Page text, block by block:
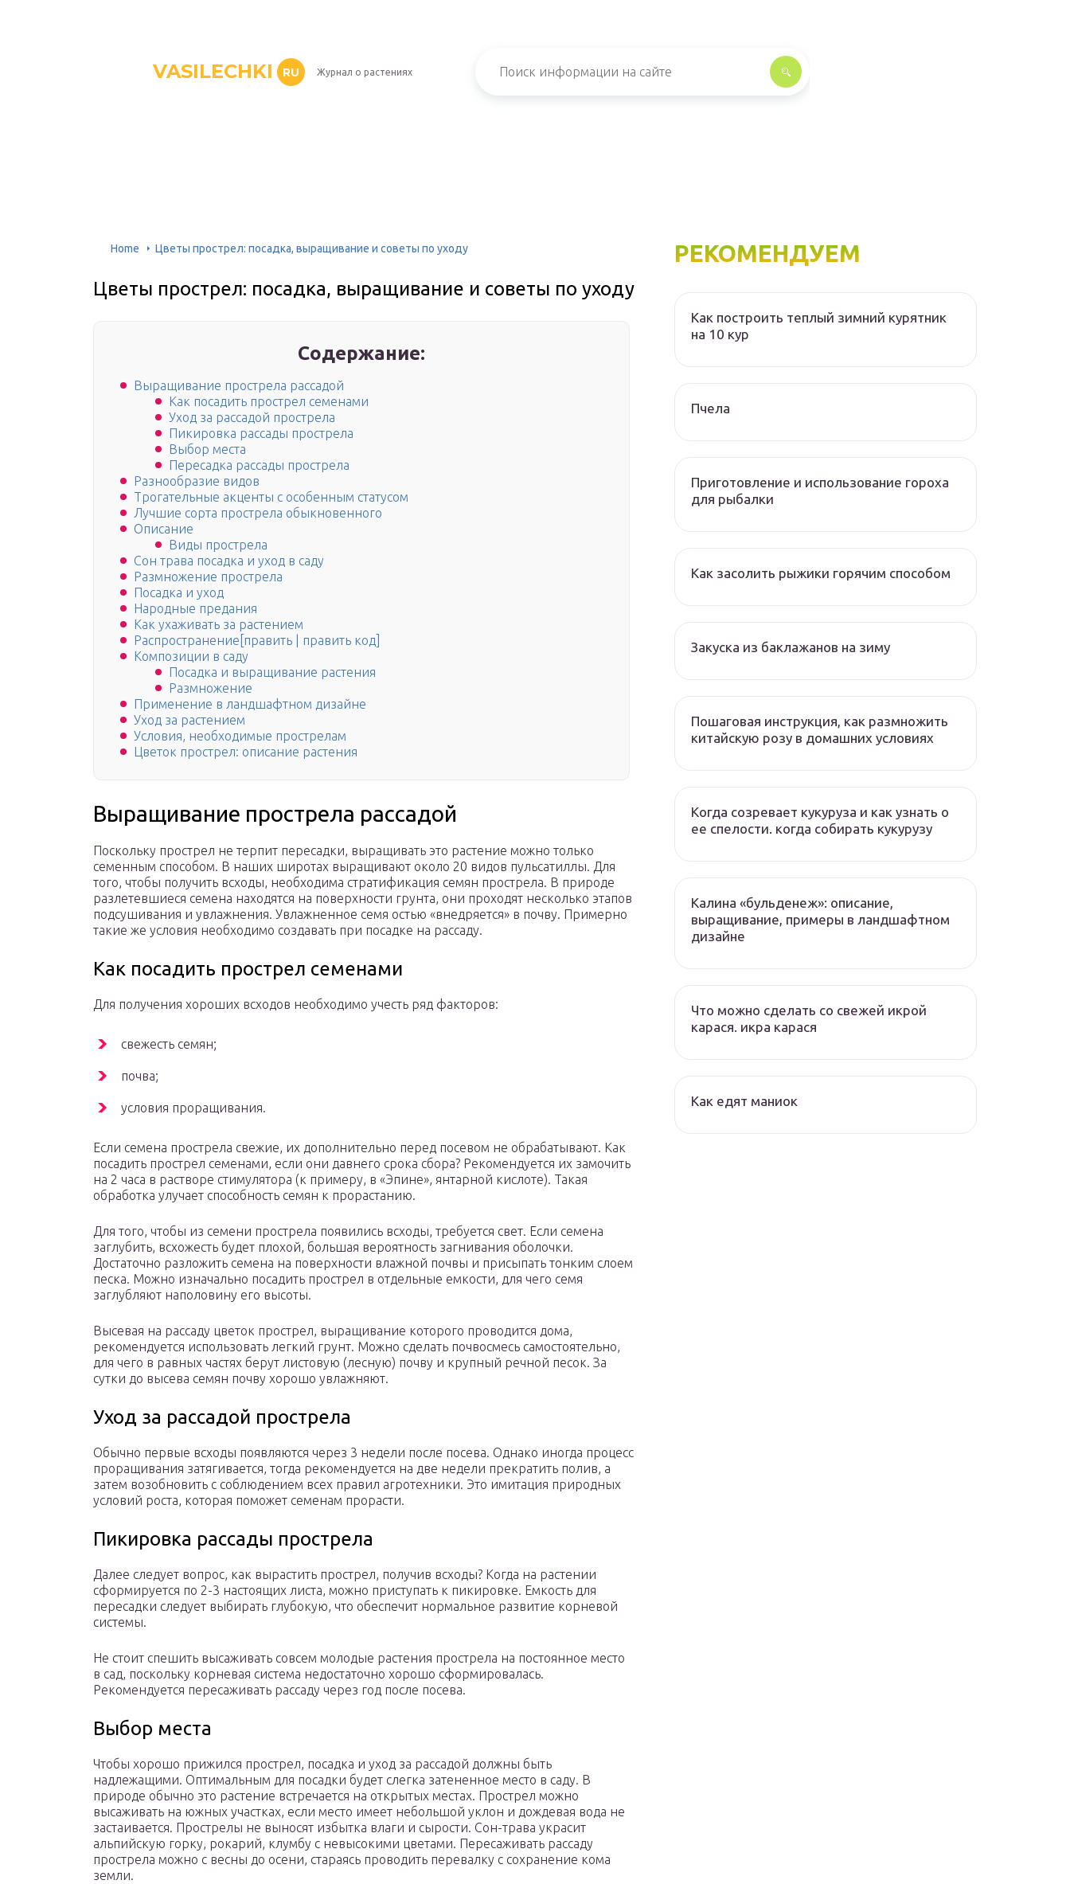
VASILECHKI RU Журнал о растениях
Home Цветы прострел: посадка, выращивание и советы по уходу
Цветы прострел: посадка, выращивание и советы по уходу
Содержание:
Выращивание прострела рассадой
Как посадить прострел семенами
Уход за рассадой прострела
Пикировка рассады прострела
Выбор места
Пересадка рассады прострела
Разнообразие видов
Трогательные акценты с особенным статусом
Лучшие сорта прострела обыкновенного
Описание
Виды прострела
Сон трава посадка и уход в саду
Размножение прострела
Посадка и уход
Народные предания
Как ухаживать за растением
Распространение[править | править код]
Композиции в саду
Посадка и выращивание растения
Размножение
Применение в ландшафтном дизайне
Уход за растением
Условия, необходимые прострелам
Цветок прострел: описание растения
Выращивание прострела рассадой
Поскольку прострел не терпит пересадки, выращивать это растение можно только
семенным способом. В наших широтах выращивают около 20 видов пульсатиллы. Для
того, чтобы получить всходы, необходима стратификация семян прострела. В природе
разлетевшиеся семена находятся на поверхности грунта, они проходят несколько этапов
подсушивания и увлажнения. Увлажненное семя остью «внедряется» в почву. Примерно
такие же условия необходимо создавать при посадке на рассаду.
Как посадить прострел семенами
Для получения хороших всходов необходимо учесть ряд факторов:
свежесть семян;
почва;
условия проращивания.
Если семена прострела свежие, их дополнительно перед посевом не обрабатывают. Как
посадить прострел семенами, если они давнего срока сбора? Рекомендуется их замочить
на 2 часа в растворе стимулятора (к примеру, в «Эпине», янтарной кислоте). Такая
обработка улучает способность семян к прорастанию.
Для того, чтобы из семени прострела появились всходы, требуется свет. Если семена
заглубить, всхожесть будет плохой, большая вероятность загнивания оболочки.
Достаточно разложить семена на поверхности влажной почвы и присыпать тонким слоем
песка. Можно изначально посадить прострел в отдельные емкости, для чего семя
заглубляют наполовину его высоты.
Высевая на рассаду цветок прострел, выращивание которого проводится дома,
рекомендуется использовать легкий грунт. Можно сделать почвосмесь самостоятельно,
для чего в равных частях берут листовую (лесную) почву и крупный речной песок. За
сутки до высева семян почву хорошо увлажняют.
Уход за рассадой прострела
Обычно первые всходы появляются через 3 недели после посева. Однако иногда процесс
проращивания затягивается, тогда рекомендуется на две недели прекратить полив, а
затем возобновить с соблюдением всех правил агротехники. Это имитация природных
условий роста, которая поможет семенам прорасти.
Пикировка рассады прострела
Далее следует вопрос, как вырастить прострел, получив всходы? Когда на растении
сформируется по 2-3 настоящих листа, можно приступать к пикировке. Емкость для
пересадки следует выбирать глубокую, что обеспечит нормальное развитие корневой
системы.
Не стоит спешить высаживать совсем молодые растения прострела на постоянное место
в сад, поскольку корневая система недостаточно хорошо сформировалась.
Рекомендуется пересаживать рассаду через год после посева.
Выбор места
Чтобы хорошо прижился прострел, посадка и уход за рассадой должны быть
надлежащими. Оптимальным для посадки будет слегка затененное место в саду. В
природе обычно это растение встречается на открытых местах. Прострел можно
высаживать на южных участках, если место имеет небольшой уклон и дождевая вода не
застаивается. Прострелы не выносят избытка влаги и сырости. Сон-трава украсит
альпийскую горку, рокарий, клумбу с невысокими цветами. Пересаживать рассаду
прострела можно с весны до осени, стараясь проводить перевалку с сохранение кома
земли.
РЕКОМЕНДУЕМ
Как построить теплый зимний курятник
на 10 кур
Пчела
Приготовление и использование гороха
для рыбалки
Как засолить рыжики горячим способом
Закуска из баклажанов на зиму
Пошаговая инструкция, как размножить
китайскую розу в домашних условиях
Когда созревает кукуруза и как узнать о
ее спелости. когда собирать кукурузу
Калина «бульденеж»: описание,
выращивание, примеры в ландшафтном
дизайне
Что можно сделать со свежей икрой
карася. икра карася
Как едят маниок